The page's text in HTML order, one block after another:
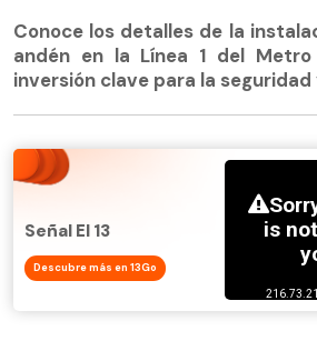
Conoce los detalles de la
andén en la Línea 1 del
inversión clave para la
Señal El 13
Descubre más en 13Go